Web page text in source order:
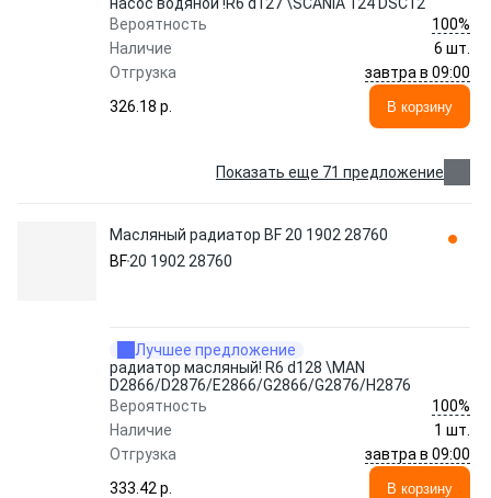
Вероятность
100%
Наличие
6 шт.
Отгрузка
завтра в 09:00
326.18 p.
В корзину
Показать еще 71 предложение
Масляный радиатор BF 20 1902 28760
BF20 1902 28760
Лучшее предложение
радиатор масляный! R6 d128 \MAN
D2866/D2876/E2866/G2866/G2876/H2876
Вероятность
100%
Наличие
1 шт.
Отгрузка
завтра в 09:00
333.42 p.
В корзину